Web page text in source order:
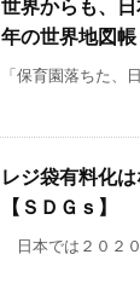
世界からも、
年の世界地図
「保育園落ちた
レジ袋有料化
【ＳＤＧｓ】
日本では２０２